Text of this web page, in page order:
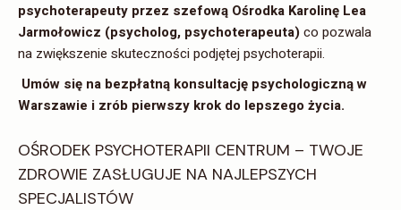
psychoterapeuty przez szefową Ośrodka Karolinę Lea
Jarmołowicz (psycholog, psychoterapeuta)co pozwala
na zwiększenie skuteczności podjętej psychoterapii.
Umów się na bezpłatną konsultację psychologiczną w
Warszawie i zrób pierwszy krok do lepszego życia.
OŚRODEK PSYCHOTERAPII CENTRUM – TWOJE
ZDROWIE ZASŁUGUJE NA NAJLEPSZYCH
SPECJALISTÓW